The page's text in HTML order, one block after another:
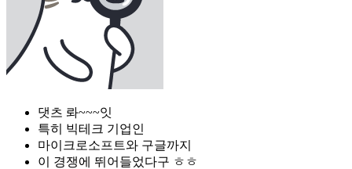
댓츠 롸~~~잇
특히 빅테크 기업인
마이크로소프트와 구글까지
이 경쟁에 뛰어들었다구 ㅎㅎ